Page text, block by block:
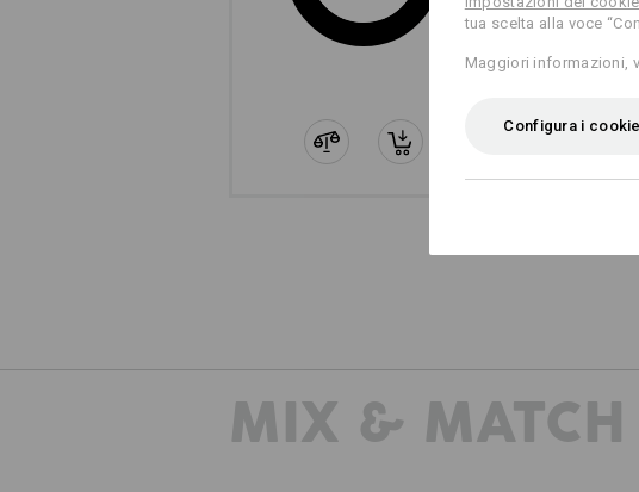
Le tasche porta
+2 altre
MIX & MATCH
tua scelta alla voce
Maggiori informazioni,
Configura i cookie